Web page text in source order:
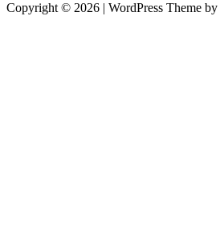
Copyright © 2026 | WordPress Theme by